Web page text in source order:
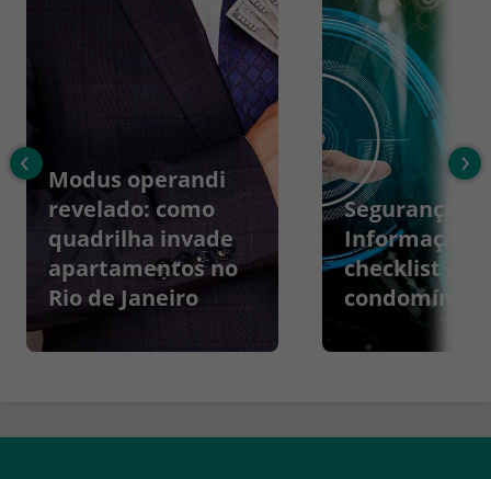
Modus operandi
revelado: como
quadrilha invade
apartamentos no
Rio de Janeiro
Segurança da
Informação:
checklist
condomínios
‹ ›